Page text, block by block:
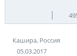
Кашира, Россия
05.03.2017